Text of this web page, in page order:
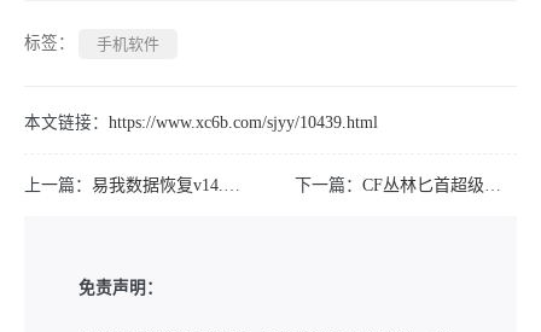
标签： 手机软件
本文链接： https://www.xc6b.com/sjyy/10439.html
上一篇： 易我数据恢复v14.0直装版 下一篇：CF丛林匕首超级强化【刀战无敌】
免责声明：